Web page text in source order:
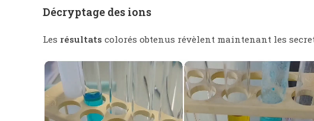
Décryptage des ions
Les résultats colorés obtenus révèlent maintenant les